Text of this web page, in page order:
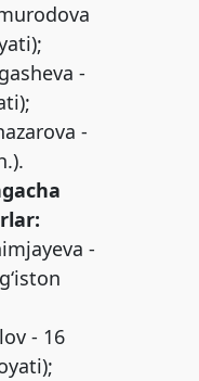
-
-
-
- 16